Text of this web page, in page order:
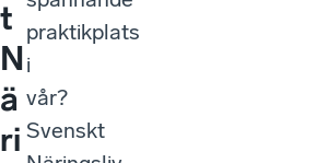
t
N
ä
ri
praktikplats
i
vår?
Svenskt